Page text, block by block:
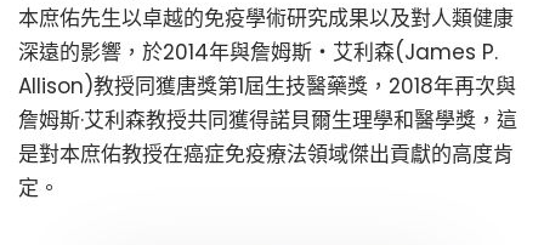
本庶佑先生以卓越的免疫學術研究成果以及對人類健康
深遠的影響，於2014年與詹姆斯・艾利森(James P.
Allison)教授同獲唐獎第1屆生技醫藥獎，2018年再次與
詹姆斯·艾利森教授共同獲得諾貝爾生理學和醫學獎，這
是對本庶佑教授在癌症免疫療法領域傑出貢獻的高度肯
定。